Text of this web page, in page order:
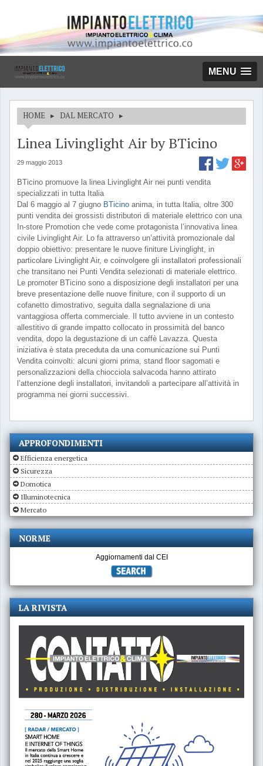
MENU
HOME ▸ DAL MERCATO ▸
Linea Livinglight Air by BTicino
29 maggio 2013
BTicino promuove la linea Livinglight Air nei punti vendita
specializzati in tutta Italia
Dal 6 maggio al 7 giugno BTicino anima, in tutta Italia, oltre 300
punti vendita dei grossisti distributori di materiale elettrico con una
In-store Promotion che vede come protagonista l’innovativa linea
civile Livinglight Air. Lo fa attraverso un’attività promozionale dal
doppio obiettivo: presentare le nuove finiture Livinglight, in
particolare Livinglight Air, e coinvolgere gli installatori professionali
che transitano nei Punti Vendita selezionati di materiale elettrico.
Le promoter BTicino sono a disposizione degli installatori per una
breve presentazione delle nuove finiture, con il supporto di un
cofanetto dimostrativo, seguita dalla segnalazione di una
vantaggiosa offerta commerciale. Il tutto avviene in un contesto
allestitivo di grande impatto collocato in prossimità del banco
vendita, dopo la degustazione di un caffè Lavazza. Questa
iniziativa è stata preceduta da una comunicazione sui Punti
Vendita coinvolti: alcuni giorni prima, stand floor sagomati e
personalizzazioni della chiocciola salvacoda hanno attirato
l’attenzione degli installatori, invitandoli a partecipare all’attività in
programma nei giorni successivi.
APPROFONDIMENTI
Efficienza energetica
Sicurezza
Domotica
Illuminotecnica
Mercato
NORME
Aggiornamenti dal CEI
LA RIVISTA